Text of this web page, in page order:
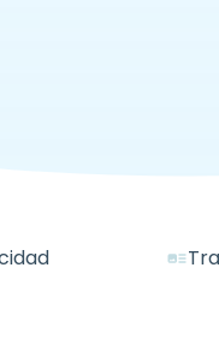
art_track